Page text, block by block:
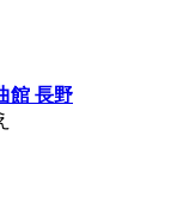
館 長野